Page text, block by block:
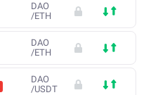
DAO
/ETH
DAO
/ETH
DAO
/USDT